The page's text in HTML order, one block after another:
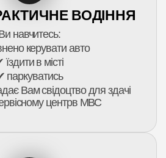
ВОДІННЯ
навчитесь:
керувати авто
їздити в місті
паркуватись
Вам свідоцтво для здачі
центрв МВС